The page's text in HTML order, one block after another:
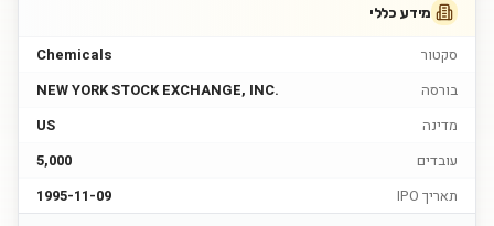
מידע כללי
סקטור
Chemicals
בורסה
NEW YORK STOCK EXCHANGE, INC.
מדינה
US
עובדים
5,000
תאריך IPO
1995-11-09